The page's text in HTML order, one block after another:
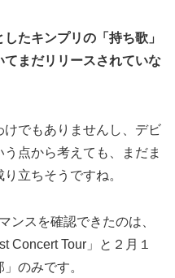
たキンプリの「持ち歌」
まだリリースされていな
でもありませんし、デビ
点から考えても、まだま
立ちそうですね。
ンスを確認できたのは、
Concert Tour」と２月１
のみです。